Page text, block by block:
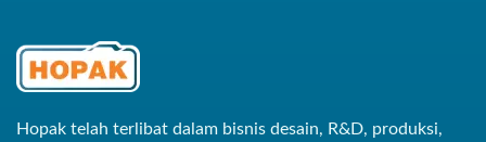
Hopak telah terlibat dalam bisnis desain, R&D, produksi,